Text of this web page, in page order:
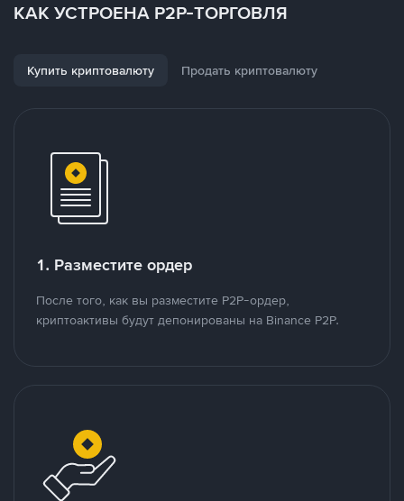
КАК УСТРОЕНА P2P-ТОРГОВЛЯ
Купить криптовалюту Продать криптовалюту
1. Разместите ордер
После того, как вы разместите P2P-ордер,
криптоактивы будут депонированы на Binance P2P.